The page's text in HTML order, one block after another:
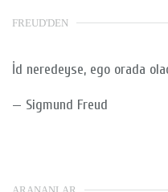
FREUD'DEN
İd neredeyse, ego orada
— Sigmund Freud